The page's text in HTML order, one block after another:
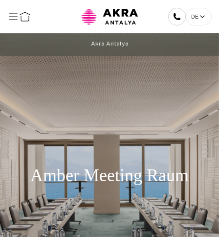
DE
Akra Antalya
Amber Meeting Raum